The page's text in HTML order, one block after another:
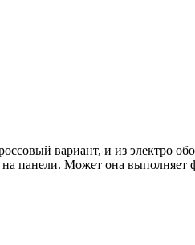
вариант, и из электро
панели. Может она выполняет